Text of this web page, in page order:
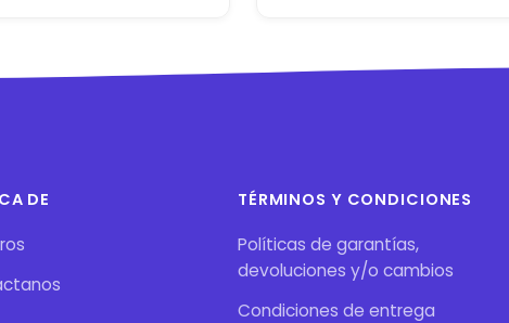
DE TÉRMINOS Y CONDICIONES
Políticas de garantías,
devoluciones y/o cambios
Condiciones de entrega